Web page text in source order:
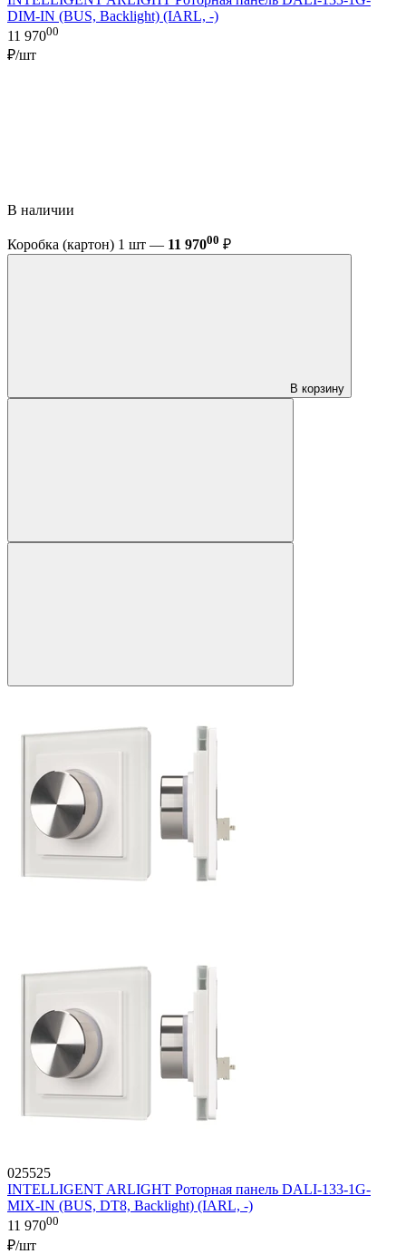
DIM-IN (BUS, Backlight) (IARL, -)
11 97000
₽/шт
В наличии
Коробка (картон) 1 шт — 11 97000 ₽
В корзину
025525
INTELLIGENT ARLIGHT Роторная панель DALI-133-1G-
MIX-IN (BUS, DT8, Backlight) (IARL, -)
11 97000
₽/шт